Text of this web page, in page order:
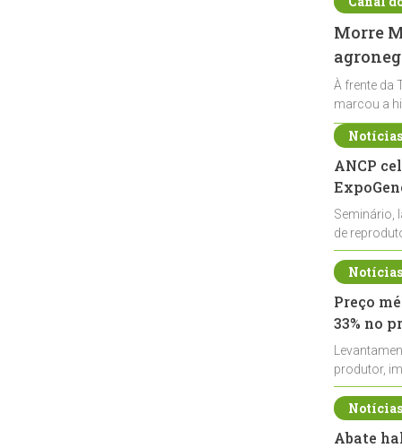
Morre
À frente da
marcou a
ANCP
Seminário,
de
durante a
Preço
33% no
produtor,
de leite cru
Abate